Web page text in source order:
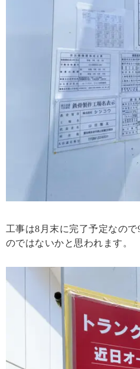
工事は8月末に完了予定なの
のではないかと思われます。